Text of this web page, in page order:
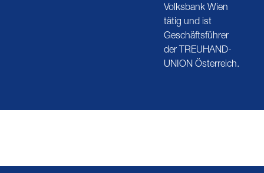
Volksbank Wien
tätig und ist
Geschäftsführer
der TREUHAND-
UNION Österreich.